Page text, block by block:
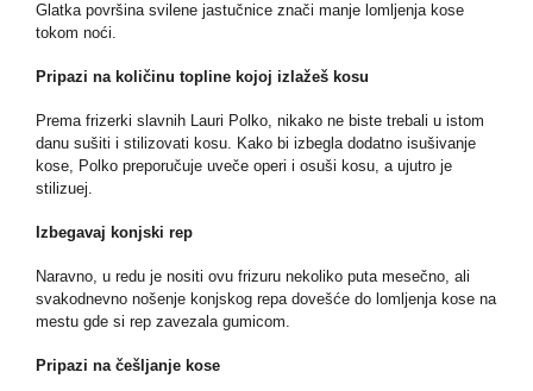
Glatka površina svilene jastučnice znači manje lomljenja kose
tokom noći.
Pripazi na količinu topline kojoj izlažeš kosu
Prema frizerki slavnih Lauri Polko, nikako ne biste trebali u istom
danu sušiti i stilizovati kosu. Kako bi izbegla dodatno isušivanje
kose, Polko preporučuje uveče operi i osuši kosu, a ujutro je
stilizuej.
Izbegavaj konjski rep
Naravno, u redu je nositi ovu frizuru nekoliko puta mesečno, ali
svakodnevno nošenje konjskog repa dovešće do lomljenja kose na
mestu gde si rep zavezala gumicom.
Pripazi na češljanje kose